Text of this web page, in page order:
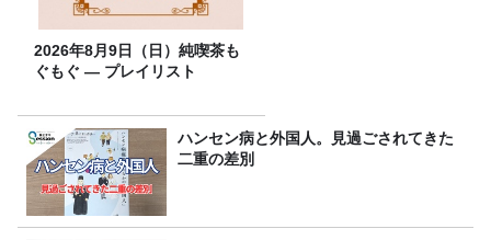
2026年8月9日（日）純喫茶も
ぐもぐ ― プレイリスト
ハンセン病と外国人。見過ごされてきた
二重の差別